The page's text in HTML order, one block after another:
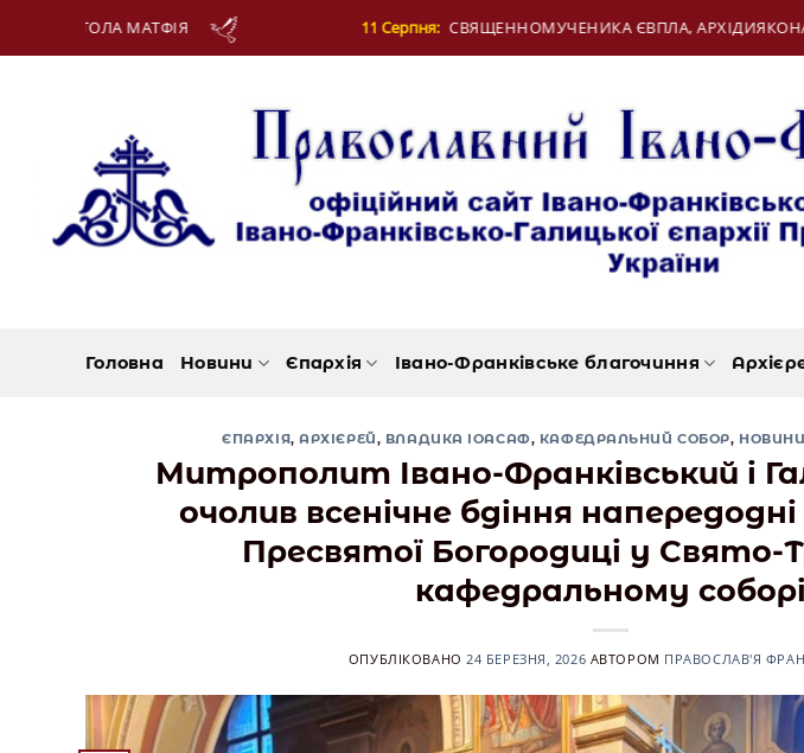
МАТФІЯ СВЯЩЕННОМУЧЕНИКА ЄВПЛА, АРХІДИЯКОНА
Головна Новини Єпархія Івано-Франківське благочиння
ЄПАРХІЯ, АРХІЄРЕЙ, ВЛАДИКА ІОАСАФ, КАФЕДРАЛЬНИЙ СОБОР,
Митрополит Івано-Франківський і
очолив всенічне бдіння
Пресвятої Богородиці у Свято-
кафедральному соборі
ОПУБЛІКОВАНО 24 БЕРЕЗНЯ, 2026 АВТОРОМ ПРАВОСЛАВ'Я